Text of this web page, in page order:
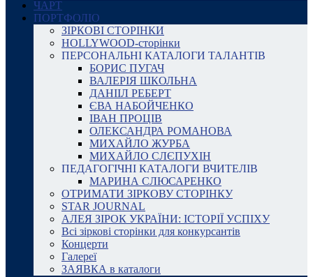
ЧАРТ
ПОРТФОЛІО
ЗІРКОВІ СТОРІНКИ
HOLLYWOOD-сторінки
ПЕРСОНАЛЬНІ КАТАЛОГИ ТАЛАНТІВ
БОРИС ПУГАЧ
ВАЛЕРІЯ ШКОЛЬНА
ДАНІІЛ РЕБЕРТ
ЄВА НАБОЙЧЕНКО
ІВАН ПРОЦІВ
ОЛЕКСАНДРА РОМАНОВА
МИХАЙЛО ЖУРБА
МИХАЙЛО СЛЄПУХІН
ПЕДАГОГІЧНІ КАТАЛОГИ ВЧИТЕЛІВ
МАРИНА СЛЮСАРЕНКО
ОТРИМАТИ ЗІРКОВУ СТОРІНКУ
STAR JOURNAL
АЛЕЯ ЗІРОК УКРАЇНИ: ІСТОРІЇ УСПІХУ
Всі зіркові сторінки для конкурсантів
Концерти
Галереї
ЗАЯВКА в каталоги